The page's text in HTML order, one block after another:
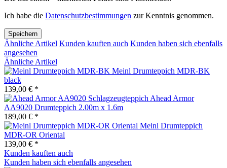
Ich habe die Datenschutzbestimmungen zur Kenntnis genommen.
Speichern
Ähnliche Artikel Kunden kauften auch Kunden haben sich ebenfalls
angesehen
Ähnliche Artikel
Meinl Drumteppich MDR-BK
black
139,00 € *
Ahead Armor
AA9020 Drumteppich 2.00m x 1.6m
189,00 € *
Meinl Drumteppich
MDR-OR Oriental
139,00 € *
Kunden kauften auch
Kunden haben sich ebenfalls angesehen